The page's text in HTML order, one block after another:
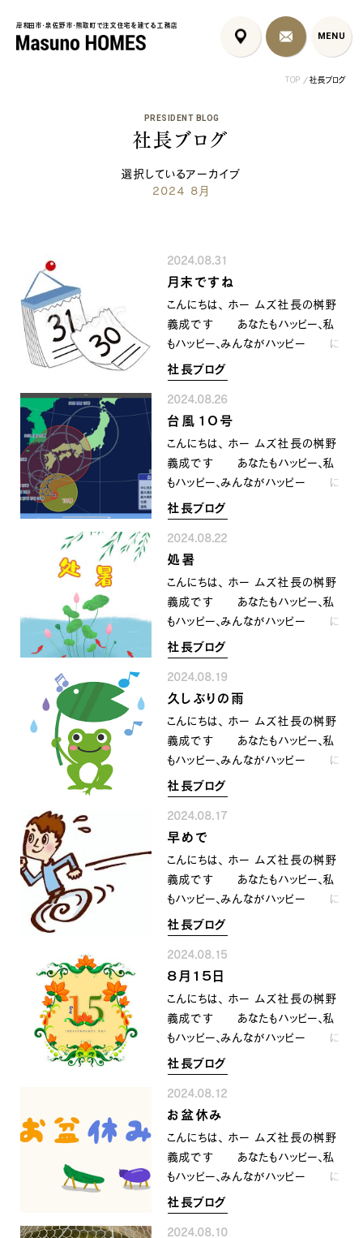
岸和田市・泉佐野市・熊取町で注文住宅を建てる工務店
MENU
MENU
岸和田市・泉佐野市・熊取町で注文住宅を建てる工務店
コンセプト
5つの約束
家づくりの流れ
施工事例
暮らしのブック
リノベーション
ちょうどいい平屋暮らし
イベント情報
社長ブログ
スタッフブログ
お知らせ
家づくり相談会
採用情報
お客様の声
お問い合わせ
Tel. 0120-930-493
[営業時間] 9:00-18:00
家づくり相談会 カタログ請求
TOP 社長ブログ
PRESIDENT BLOG
社長ブログ
選択しているアーカイブ
2024 8月
2024.08.31
月末ですね
こんにちは、 ホー ムズ社長の桝野
義成です あなたもハッピー、私
もハッピー、みんながハッピー に
なるために共に顔晴りましょう ８
月３１日 土曜日 台風１０号
に振り回されている 月末ですが
月初めも影響がありそうですの
で 警戒を怠らないようにお願い
致します🙇‍♀️ 明日から９月ですね
５月もそうなんですけど
長期休暇のある月は より一層
時の経つのが 早く感じます〜
🚅 天候の影響で 暑さは
少し和らいでますが また来週
は暑そうです〜💦 時の経つの
は早いですけど この８月に感謝
して 来たる９月も顔晴って
社長ブログ
2024.08.26
台風１０号
こんにちは、 ホー ムズ社長の桝野
義成です あなたもハッピー、私
もハッピー、みんながハッピー に
なるために共に顔晴りましょう
台風１０号 ゆるりゆるりと
そして進路も 日本列島の上を
なぞるような予報で 嫌な台風
です 備えあれば憂いなし
しっかりと対策をして 警戒した
いと思います ご用心をお願い致
します🙇‍♂️
社長ブログ
2024.08.22
処暑
こんにちは、 ホー ムズ社長の桝野
義成です あなたもハッピー、私
もハッピー、みんながハッピー に
なるために共に顔晴りましょう ま
た 茹るような暑さが戻って来て
堪えますが 本日は ２０２
４年の処暑です 季節の変わり目
を表す二十四節気のひとつで
定気法にて太陽黄経が１５０度のと
きと定義されて いるようです
暦の上では厳しい暑さが峠を越して
落ち着いてくる ことからそう名付け
られているそうです ８月も後半で
すし そろそろ少しは 涼しく
なって欲しいものですが このとこ
ろ台風の発生が続いていますね
台風１０号の動きが気になるところ
が見えるので気持ち的にはましです
が 自然の猛威には逆らえない
ので しっかりと対策をする事が
必須です 影響なき事を祈りま
す〜🙇‍♂️
社長ブログ
2024.08.19
久しぶりの雨
こんにちは、 ホー ムズ社長の桝野
義成です あなたもハッピー、私
もハッピー、みんながハッピー に
なるために共に顔晴りましょう
今日は久しぶりの雨で 少しお
湿りを頂いて 連日の猛暑から
解放され 挨拶言葉 口癖の
暑いですねぇが途絶えました
^_^ けどこのお天気があがると
まだまだ残暑厳しい💦ようなの
で 熱中症などにならないように
油断せず体調管理をしっかりと
して行きましょうねぇ〜💪^_^
社長ブログ
2024.08.17
早めで
こんにちは、 ホー ムズ社長の桝野
義成です あなたもハッピー、私
もハッピー、みんながハッピー に
なるために共に顔晴りましょう 8
月１７日 土曜日 お盆休み
が明け 弊社におきましても
本日より通常業務開始です〜
相変わらず暑い日々が続きますが
お盆が明けると 毎年のことな
のですが 年末に向けて 時
間の流れに勢いがついて 毎年
のこと アッという間の年末がきま
す〜 という事なので 今年は時
間に押されないように 今年の後
半戦は ちょっと早め早めで 進め
て行きたいと思います〜 顔晴っ
て行きましょう〜^_^☀️
社長ブログ
2024.08.15
８月１５日
こんにちは、 ホー ムズ社長の桝野
義成です あなたもハッピー、私
もハッピー、みんながハッピー に
なるために共に顔晴りましょう 8
月１５日 木曜日 今日も めち
ゃくちゃ暑かったですね💦 その
本日は終戦記念日 先の戦争が
終わってから７９年ですが 今も
世界の各地では紛争や戦争が絶
えません 悲しい現実ですが
いち個人としては 紛争がなくなり
平和な世の中に なる事を願っ
て想う事が 一燈照隅 萬燈遍
社長ブログ
2024.08.12
お盆休み
こんにちは、 ホー ムズ社長の桝野
義成です あなたもハッピー、私
もハッピー、みんながハッピー に
なるために共に顔晴りましょう 本
日は山の日の振替休日で祝日
今日辺りは お盆休みの人も多
社長ブログ
2024.08.10